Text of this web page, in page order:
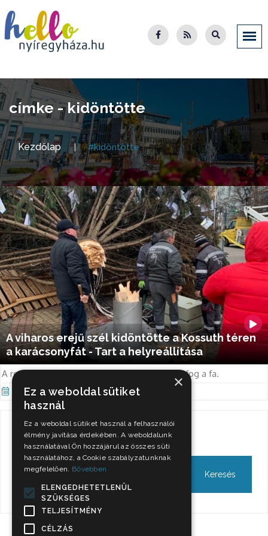
címke - kidöntötte
Kezdőlap #kidöntötte
A viharos erejű szél kidöntötte a Kossuth téren
a karácsonyfát - Tart a helyreállítása
A remények szerint vasárnap estére újra állni fog a fa.
Dec 12, 2021
Keresés
×
Ez a weboldal sütiket
használ
Ez a weboldal sütiket használ a felhasználói
élmény javítása érdekében. A weboldalunk
használatával Ön hozzájárul az összes süti
használatához, a Cookie szabályzatunknak
megfelelően. Bővebben
ELENGEDHETETLENÜL
SZÜKSÉGES
TELJESÍTMÉNY
CÉLZÁS